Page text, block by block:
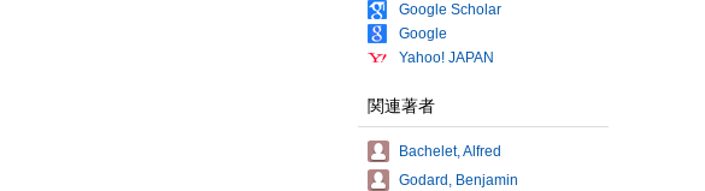
Google Scholar
Google
Yahoo! JAPAN
関連著者
Bachelet, Alfred
Godard, Benjamin